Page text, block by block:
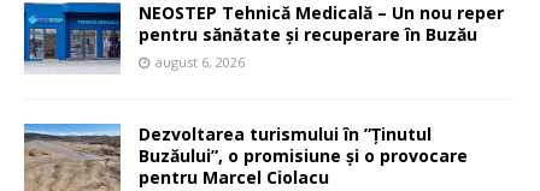
NEOSTEP Tehnică Medicală – Un nou reper
pentru sănătate și recuperare în Buzău
august 6, 2026
Dezvoltarea turismului în ”Ținutul
Buzăului”, o promisiune și o provocare
pentru Marcel Ciolacu